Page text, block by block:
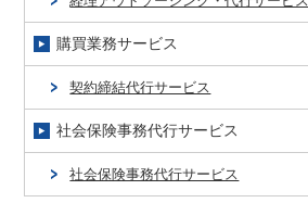
購買業務サービス
契約締結代行サービス
社会保険事務代行サービス
社会保険事務代行サービス